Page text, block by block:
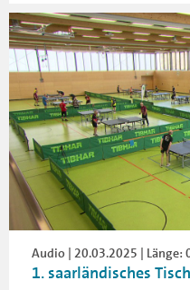
Audio | 20.03.2025 | Länge:
1. saarländisches